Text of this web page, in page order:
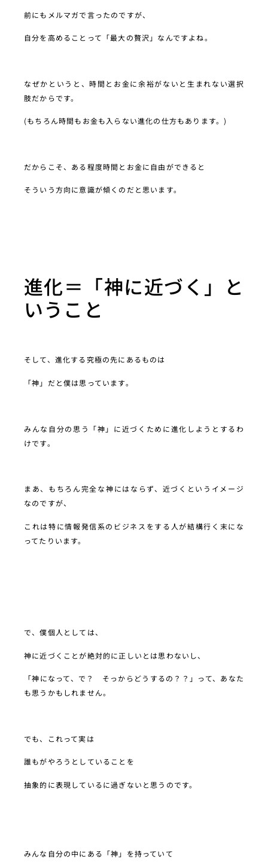
前にもメルマガで言ったのですが、
自分を高めることって「最大の贅沢」なんですよね。
なぜかというと、時間とお金に余裕がないと生まれない選択
肢だからです。
(もちろん時間もお金も入らない進化の仕方もあります。)
だからこそ、ある程度時間とお金に自由ができると
そういう方向に意識が傾くのだと思います。
進化＝「神に近づく」と
いうこと
そして、進化する究極の先にあるものは
「神」だと僕は思っています。
みんな自分の思う「神」に近づくために進化しようとするわ
けです。
まあ、もちろん完全な神にはならず、近づくというイメージ
なのですが、
これは特に情報発信系のビジネスをする人が結構行く末にな
ってたりいます。
で、僕個人としては、
神に近づくことが絶対的に正しいとは思わないし、
「神になって、で？ そっからどうするの？？」って、あなた
も思うかもしれません。
でも、これって実は
誰もがやろうとしていることを
抽象的に表現しているに過ぎないと思うのです。
みんな自分の中にある「神」を持っていて